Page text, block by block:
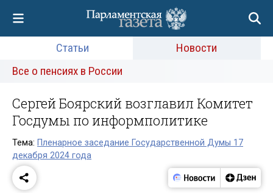
Статьи
Новости
Все о пенсиях в России
Сергей Боярский возглавил Комитет
Госдумы по информполитике
Тема: Пленарное заседание Государственной Думы 17
декабря 2024 года